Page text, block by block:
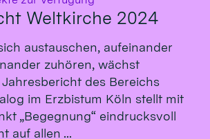
Weltkirche 2024
austauschen, aufeinander
zuhören, wächst
des Bereichs
im Erzbistum Köln stellt mit
„Begegnung“ eindrucksvoll
auf allen ...